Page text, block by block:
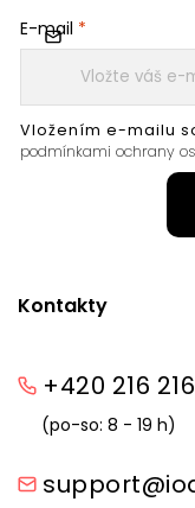
Kontakty
+420 216
(po-so: 8 - 19 h)
E-mail
Vložením e-mailu
podmínkami ochrany